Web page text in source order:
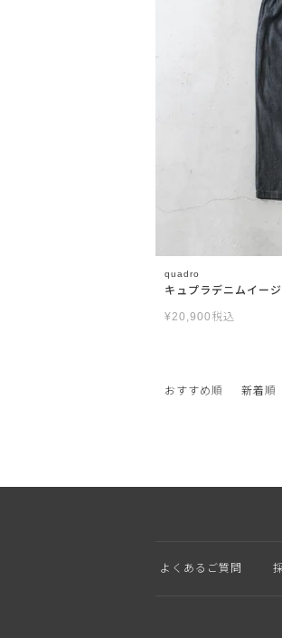
quadro
キュプラデニムイー
¥20,900 税込
おすすめ順 新着順
よくあるご質問